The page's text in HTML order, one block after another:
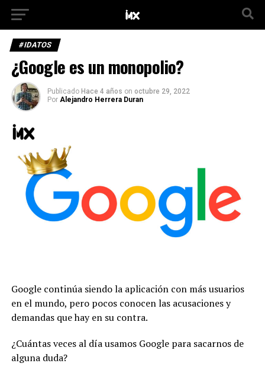
#IDATOS
¿Google es un monopolio?
Publicado Hace 4 años on octubre 29, 2022
Por Alejandro Herrera Duran
Google continúa siendo la aplicación con más usuarios
en el mundo, pero pocos conocen las acusaciones y
demandas que hay en su contra.
¿Cuántas veces al día usamos Google para sacarnos de
alguna duda?